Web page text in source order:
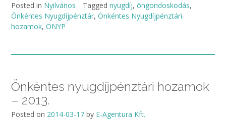
Posted in Nyilvános Tagged nyugdíj, öngondoskodás,
Önkéntes Nyugdíjpénztár, Önkéntes Nyugdíjpénztári
hozamok, ÖNYP
Önkéntes nyugdíjpénztári hozamok
– 2013.
Posted on 2014-03-17 by E-Agentura Kft.